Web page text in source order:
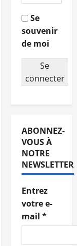
Se
souvenir
de moi
Se
connecter
ABONNEZ-
VOUS À
NOTRE
NEWSLETTER
Entrez
votre e-
mail *